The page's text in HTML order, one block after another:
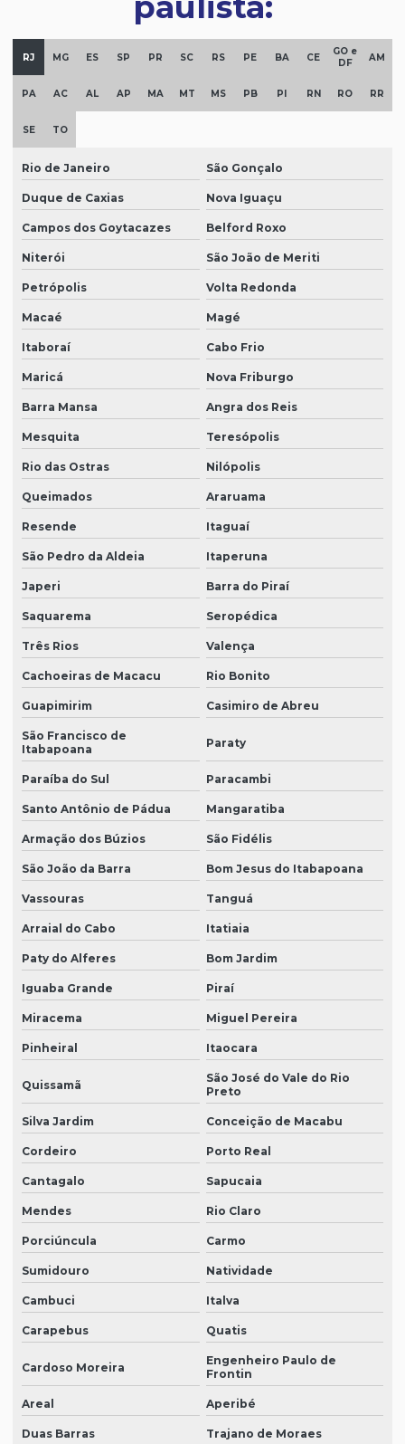
RJ MG ES SP PR SC RS PE BA CE
GO e
DF
AM
PA AC AL AP MA MT MS PB PI RN RO RR
SE TO
Rio de Janeiro São Gonçalo
Duque de Caxias Nova Iguaçu
Campos dos Goytacazes Belford Roxo
Niterói São João de Meriti
Petrópolis Volta Redonda
Macaé Magé
Itaboraí Cabo Frio
Maricá Nova Friburgo
Barra Mansa Angra dos Reis
Mesquita Teresópolis
Rio das Ostras Nilópolis
Queimados Araruama
Resende Itaguaí
São Pedro da Aldeia Itaperuna
Japeri Barra do Piraí
Saquarema Seropédica
Três Rios Valença
Cachoeiras de Macacu Rio Bonito
Guapimirim Casimiro de Abreu
São Francisco de
Itabapoana
Paraty
Paraíba do Sul Paracambi
Santo Antônio de Pádua Mangaratiba
Armação dos Búzios São Fidélis
São João da Barra Bom Jesus do Itabapoana
Vassouras Tanguá
Arraial do Cabo Itatiaia
Paty do Alferes Bom Jardim
Iguaba Grande Piraí
Miracema Miguel Pereira
Pinheiral Itaocara
Quissamã
São José do Vale do Rio
Preto
Silva Jardim Conceição de Macabu
Cordeiro Porto Real
Cantagalo Sapucaia
Mendes Rio Claro
Porciúncula Carmo
Sumidouro Natividade
Cambuci Italva
Carapebus Quatis
Cardoso Moreira
Engenheiro Paulo de
Frontin
Areal Aperibé
Duas Barras Trajano de Moraes